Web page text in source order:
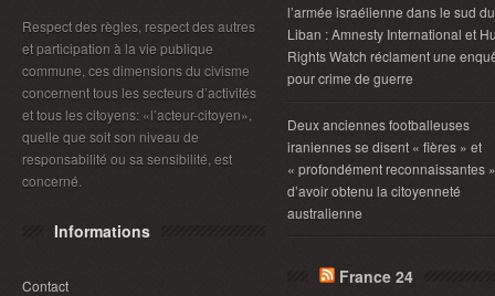
Respect des règles, respect des autres
et participation à la vie publique
commune, ces dimensions du civisme
concernent tous les secteurs d’activités
et tous les citoyens: «l’acteur-citoyen»,
quelle que soit son niveau de
responsabilité ou sa sensibilité, est
concerné.
Informations
Contact
l’armée israélienne dans le sud du
Liban : Amnesty International et
Rights Watch réclament une
pour crime de guerre
Deux anciennes footballeuses
iraniennes se disent « fières » et
« profondément reconnaissantes »
d’avoir obtenu la citoyenneté
australienne
France 24